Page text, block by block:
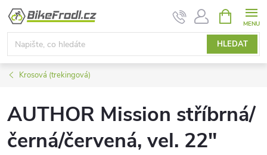
Přejít
obsah
HLEDAT
NÁKUPNÍ
KOŠÍK
Krosová (trekingová)
AUTHOR Mission stříbrná/
černá/červená, vel. 22"